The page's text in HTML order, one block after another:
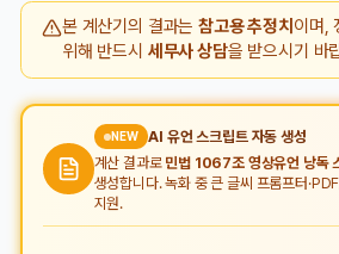
본 계산기의 결과는참고용 추정치 이며,
위해 반드시 세무사 상담을 받으시기 바
NEW
AI 유언 스크립트 자동 생성
계산 결과로 민법 1067조 영상유언 낭독
생성합니다. 녹화 중 큰 글씨 프롬프터
지원.